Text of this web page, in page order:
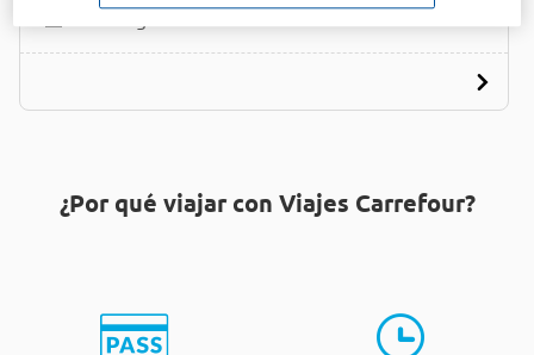
¿Por qué viajar con Viajes Carrefour?